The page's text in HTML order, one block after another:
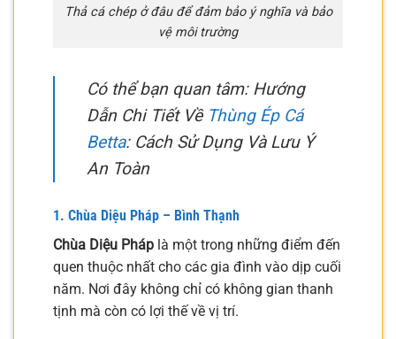
Thả cá chép ở đâu để đảm bảo ý nghĩa và bảo
vệ môi trường
Có thể bạn quan tâm: Hướng
Dẫn Chi Tiết Về Thùng Ép Cá
Betta: Cách Sử Dụng Và Lưu Ý
An Toàn
1. Chùa Diệu Pháp – Bình Thạnh
Chùa Diệu Pháp là một trong những điểm đến
quen thuộc nhất cho các gia đình vào dịp cuối
năm. Nơi đây không chỉ có không gian thanh
tịnh mà còn có lợi thế về vị trí.